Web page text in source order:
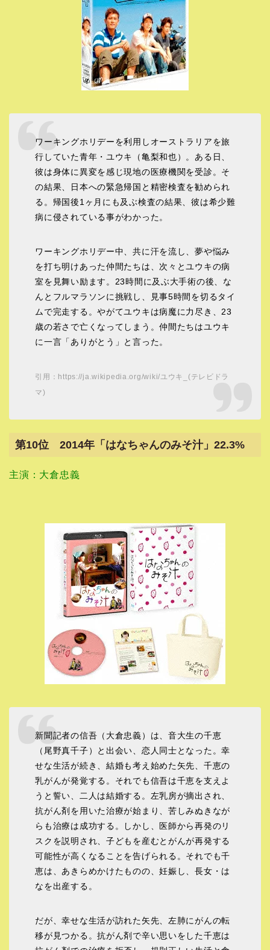
ワーキングホリデーを利用しオーストラリアを旅
行していた青年・ユウキ（亀梨和也）。ある日、
彼は身体に異変を感じ現地の医療機関を受診。そ
の結果、日本への緊急帰国と精密検査を勧められ
る。帰国後1ヶ月にも及ぶ検査の結果、彼は希少難
病に侵されている事がわかった。
ワーキングホリデー中、共に汗を流し、夢や悩み
を打ち明けあった仲間たちは、次々とユウキの病
室を見舞い励ます。23時間に及ぶ大手術の後、な
んとフルマラソンに挑戦し、見事5時間を切るタイ
ムで完走する。やがてユウキは病魔に力尽き、23
歳の若さで亡くなってしまう。仲間たちはユウキ
に一言「ありがとう」と言った。
引用：https://ja.wikipedia.org/wiki/ユウキ_(テレビドラ
マ)
第10位 2014年「はなちゃんのみそ汁」22.3%
主演：大倉忠義
新聞記者の信吾（大倉忠義）は、音大生の千恵
（尾野真千子）と出会い、恋人同士となった。幸
せな生活が続き、結婚も考え始めた矢先、千恵の
乳がんが発覚する。それでも信吾は千恵を支えよ
うと誓い、二人は結婚する。左乳房が摘出され、
抗がん剤を用いた治療が始まり、苦しみぬきなが
らも治療は成功する。しかし、医師から再発のリ
スクを説明され、子どもを産むとがんが再発する
可能性が高くなることを告げられる。それでも千
恵は、あきらめかけたものの、妊娠し、長女・は
なを出産する。
だが、幸せな生活が訪れた矢先、左肺にがんの転
移が見つかる。抗がん剤で辛い思いをした千恵は